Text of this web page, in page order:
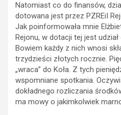
Natomiast co do finansów,
dotowana jest przez PZREiI
Jak poinformowała mnie
Rejonu, w dotacji tej jest
Bowiem każdy z nich wnosi
trzydzieści złotych rocznie.
„wraca” do Koła. Z tych
wspomniane spotkania.
dokładnego rozliczania
ma mowy o jakimkolwiek